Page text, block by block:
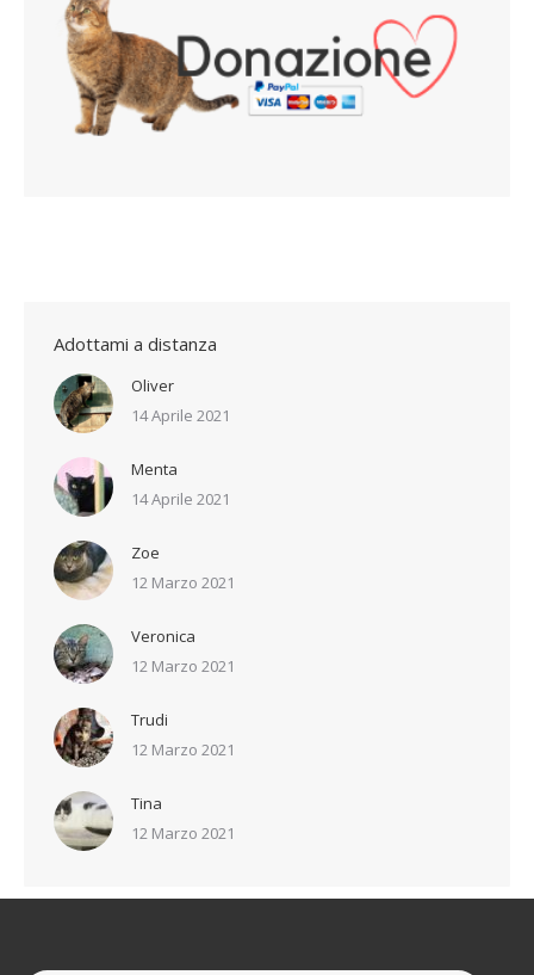
Adottami a distanza
Oliver
14 Aprile 2021
Menta
14 Aprile 2021
Zoe
12 Marzo 2021
Veronica
12 Marzo 2021
Trudi
12 Marzo 2021
Tina
12 Marzo 2021